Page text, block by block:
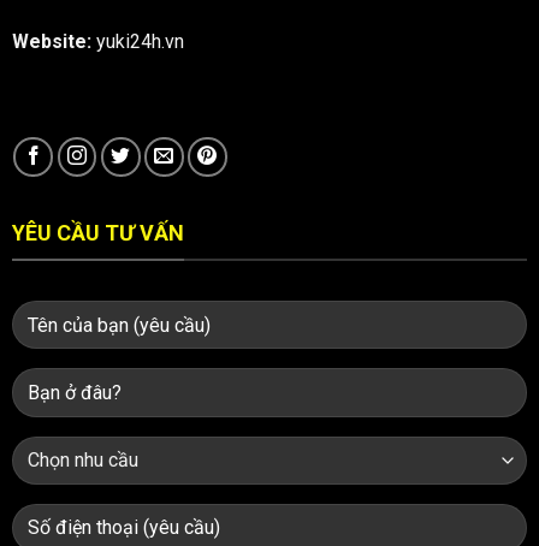
Website: yuki24h.vn
YÊU CẦU TƯ VẤN